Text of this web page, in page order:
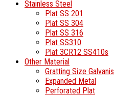
Stainless Steel
Plat SS 201
Plat SS 304
Plat SS 316
Plat SS310
Plat 3CR12 SS410s
Other Material
Gratting Size Galvanis
Expanded Metal
Perforated Plat